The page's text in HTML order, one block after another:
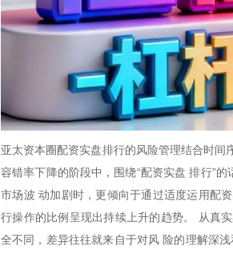
亚太资本圈配资实盘排行的风险管理结合时间
容错率下降的阶段中，围绕“配资实盘 排行”
市场波 动加剧时，更倾向于通过适度运用配
行操作的比例呈现出持续上升的趋势。 从真
全不同，差异往往就来自于对风 险的理解深